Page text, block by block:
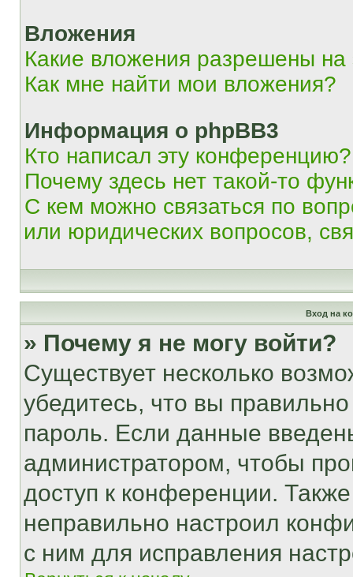
Вложения
Какие вложения разрешены
Как мне найти мои вложения?
Информация о phpBB3
Кто написал эту конференцию?
Почему здесь нет такой-то
С кем можно связаться по
или юридических вопросов,
Вход на
» Почему я не могу войти?
Существует несколько
убедитесь, что вы
пароль. Если данные
администратором, чтобы
доступ к конференции.
неправильно настроил
с ним для исправления